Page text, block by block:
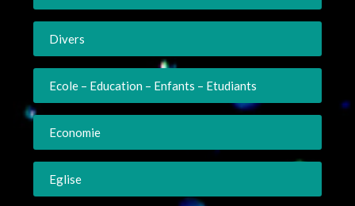
Divers
Ecole – Education – Enfants – Etudiants
Economie
Eglise